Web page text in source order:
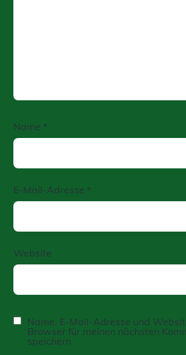
Name *
E-Mail-Adresse *
Website
Name, E-Mail-Adresse und
Browser für meinen nächsten
speichern.